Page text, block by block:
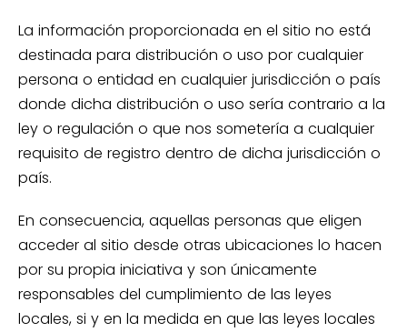
La información proporcionada en el sitio no está
destinada para distribución o uso por cualquier
persona o entidad en cualquier jurisdicción o país
donde dicha distribución o uso sería contrario a la
ley o regulación o que nos sometería a cualquier
requisito de registro dentro de dicha jurisdicción o
país.
En consecuencia, aquellas personas que eligen
acceder al sitio desde otras ubicaciones lo hacen
por su propia iniciativa y son únicamente
responsables del cumplimiento de las leyes
locales, si y en la medida en que las leyes locales